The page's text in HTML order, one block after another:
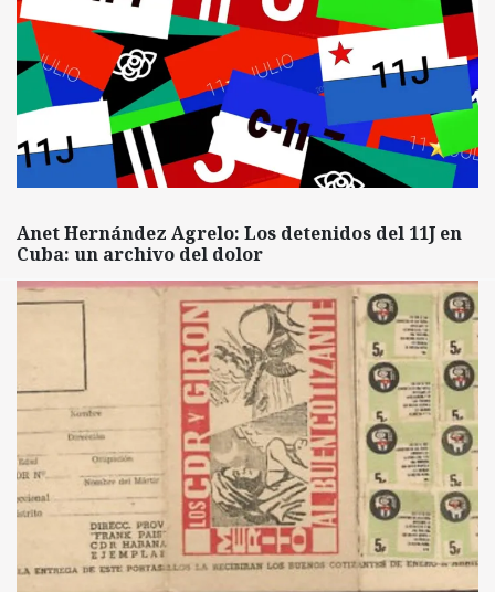
Anet Hernández Agrelo: Los detenidos del 11J en
Cuba: un archivo del dolor